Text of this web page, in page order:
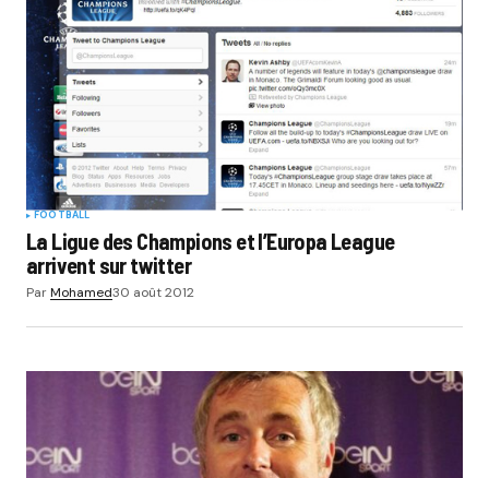
Your E-mail*
Submit Comment
FOOTBALL
La Ligue des Champions et l’Europa League
arrivent sur twitter
ParMohamed30 août 2012